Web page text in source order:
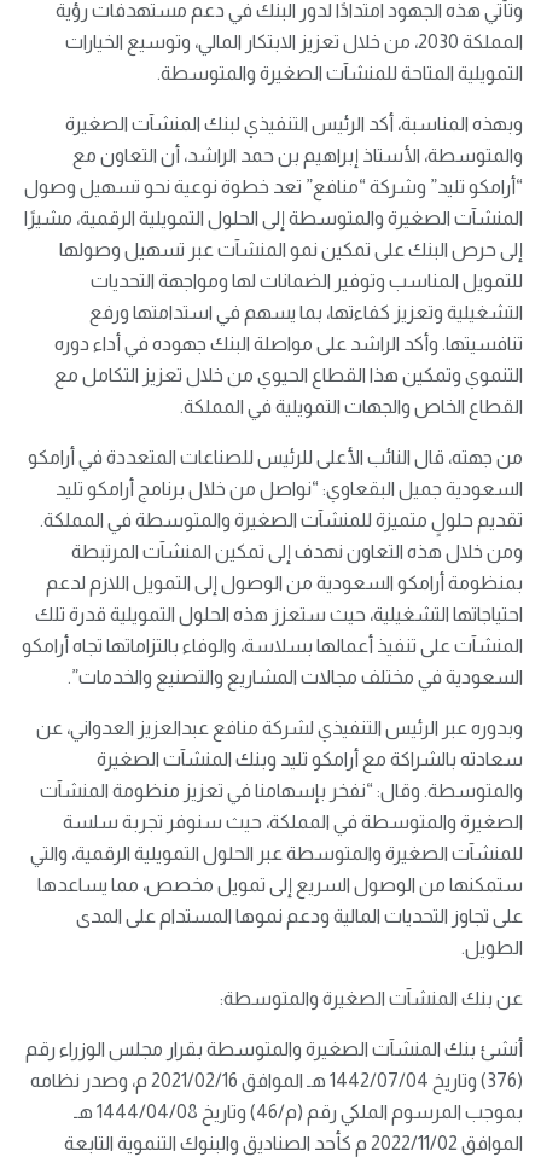
وتأتي هذه الجهود امتدادًا لدور البنك في دعم مستهدفات رؤية
المملكة 2030، من خلال تعزيز الابتكار المالي، وتوسيع الخيارات
التمويلية المتاحة للمنشآت الصغيرة والمتوسطة.
وبهذه المناسبة، أكد الرئيس التنفيذي لبنك المنشآت الصغيرة
والمتوسطة، الأستاذ إبراهيم بن حمد الراشد، أن التعاون مع
“أرامكو تليد” وشركة “منافع” تعد خطوة نوعية نحو تسهيل وصول
المنشآت الصغيرة والمتوسطة إلى الحلول التمويلية الرقمية، مشيرًا
إلى حرص البنك على تمكين نمو المنشآت عبر تسهيل وصولها
للتمويل المناسب وتوفير الضمانات لها ومواجهة التحديات
التشغيلية وتعزيز كفاءتها، بما يسهم في استدامتها ورفع
تنافسيتها. وأكد الراشد على مواصلة البنك جهوده في أداء دوره
التنموي وتمكين هذا القطاع الحيوي من خلال تعزيز التكامل مع
القطاع الخاص والجهات التمويلية في المملكة.
من جهته، قال النائب الأعلى للرئيس للصناعات المتعددة في أرامكو
السعودية جميل البقعاوي: “نواصل من خلال برنامج أرامكو تليد
تقديم حلولٍ متميزة للمنشآت الصغيرة والمتوسطة في المملكة.
ومن خلال هذه التعاون نهدف إلى تمكين المنشآت المرتبطة
بمنظومة أرامكو السعودية من الوصول إلى التمويل اللازم لدعم
احتياجاتها التشغيلية، حيث ستعزز هذه الحلول التمويلية قدرة تلك
المنشآت على تنفيذ أعمالها بسلاسة، والوفاء بالتزاماتها تجاه أرامكو
السعودية في مختلف مجالات المشاريع والتصنيع والخدمات”.
وبدوره عبر الرئيس التنفيذي لشركة منافع عبدالعزيز العدواني، عن
سعادته بالشراكة مع أرامكو تليد وبنك المنشآت الصغيرة
والمتوسطة. وقال: “نفخر بإسهامنا في تعزيز منظومة المنشآت
الصغيرة والمتوسطة في المملكة، حيث سنوفر تجربة سلسة
للمنشآت الصغيرة والمتوسطة عبر الحلول التمويلية الرقمية، والتي
ستمكنها من الوصول السريع إلى تمويل مخصص، مما يساعدها
على تجاوز التحديات المالية ودعم نموها المستدام على المدى
الطويل.
عن بنك المنشآت الصغيرة والمتوسطة:
أنشئ بنك المنشآت الصغيرة والمتوسطة بقرار مجلس الوزراء رقم
(376) وتاريخ 1442/07/04 هـ الموافق 2021/02/16 م، وصدر نظامه
بموجب المرسوم الملكي رقم (م/46) وتاريخ 1444/04/08 هـ
الموافق 2022/11/02 م كأحد الصناديق والبنوك التنموية التابعة